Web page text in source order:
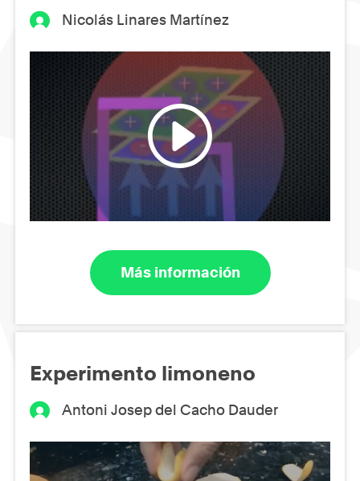
Nicolás Linares Martínez
Más información
Experimento limoneno
Antoni Josep del Cacho Dauder